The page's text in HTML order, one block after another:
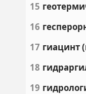
15
16
17 гиацинт
18
19